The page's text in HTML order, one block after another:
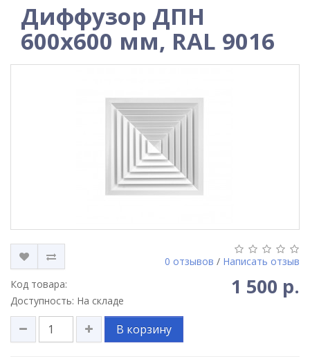
Диффузор ДПН
600x600 мм, RAL 9016
0 отзывов / Написать отзыв
Код товара:
Доступность: На складе
1 500 р.
В корзину